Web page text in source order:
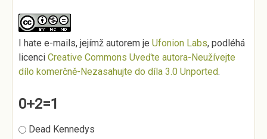
I hate e-mails, jejímž autorem je Ufonion Labs, podléhá
licenci Creative Commons Uveďte autora-Neužívejte
dílo komerčně-Nezasahujte do díla 3.0 Unported.
0+2=1
Možnosti výběru
Dead Kennedys